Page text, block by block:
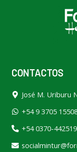
r
a
m
CONTACTOS
José M. Uriburu
+54 9 3705
+54 0370-